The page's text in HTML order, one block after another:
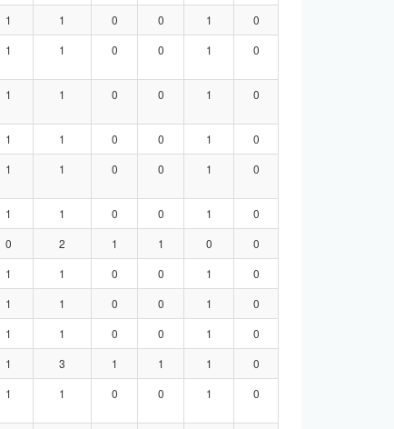
1 1 0 0 1
0
1 1 0 0 1 0
1 1 0 0 1 0
1 1 0 0 1
0
1 1 0 0 1 0
1 1 0 0 1
0
0 2 1 1 0
0
1 1 0 0 1
0
1 1 0 0 1
0
1 1 0 0 1
0
1 3 1 1 1
0
1 1 0 0 1 0